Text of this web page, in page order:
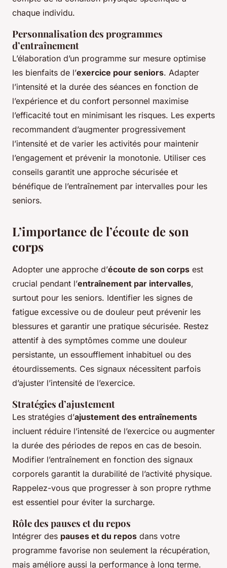
chaque individu.
Personnalisation des programmes
d’entraînement
L’élaboration d’un programme sur mesure optimise
les bienfaits de l’exercice pour seniors. Adapter
l’intensité et la durée des séances en fonction de
l’expérience et du confort personnel maximise
l’efficacité tout en minimisant les risques. Les experts
recommandent d’augmenter progressivement
l’intensité et de varier les activités pour maintenir
l’engagement et prévenir la monotonie. Utiliser ces
conseils garantit une approche sécurisée et
bénéfique de l’entraînement par intervalles pour les
seniors.
L’importance de l’écoute de son
corps
Adopter une approche d’écoute de son corps est
crucial pendant l’entraînement par intervalles,
surtout pour les seniors. Identifier les signes de
fatigue excessive ou de douleur peut prévenir les
blessures et garantir une pratique sécurisée. Restez
attentif à des symptômes comme une douleur
persistante, un essoufflement inhabituel ou des
étourdissements. Ces signaux nécessitent parfois
d’ajuster l’intensité de l’exercice.
Stratégies d’ajustement
Les stratégies d’ajustement des entraînements
incluent réduire l’intensité de l’exercice ou augmenter
la durée des périodes de repos en cas de besoin.
Modifier l’entraînement en fonction des signaux
corporels garantit la durabilité de l’activité physique.
Rappelez-vous que progresser à son propre rythme
est essentiel pour éviter la surcharge.
Rôle des pauses et du repos
Intégrer des pauses et du repos dans votre
programme favorise non seulement la récupération,
mais améliore aussi la performance à long terme.